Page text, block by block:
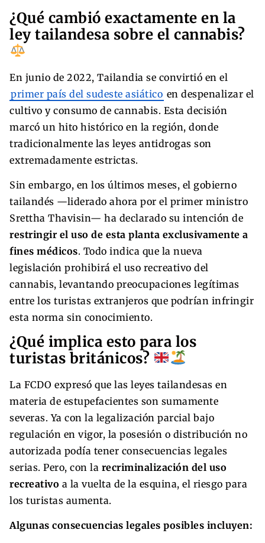
¿Qué cambió exactamente en la
ley tailandesa sobre el cannabis?
En junio de 2022, Tailandia se convirtió en el
primer país del sudeste asiático en despenalizar el
cultivo y consumo de cannabis. Esta decisión
marcó un hito histórico en la región, donde
tradicionalmente las leyes antidrogas son
extremadamente estrictas.
Sin embargo, en los últimos meses, el gobierno
tailandés —liderado ahora por el primer ministro
Srettha Thavisin— ha declarado su intención de
restringir el uso de esta planta exclusivamente a
fines médicos. Todo indica que la nueva
legislación prohibirá el uso recreativo del
cannabis, levantando preocupaciones legítimas
entre los turistas extranjeros que podrían infringir
esta norma sin conocimiento.
¿Qué implica esto para los
turistas británicos?
La FCDO expresó que las leyes tailandesas en
materia de estupefacientes son sumamente
severas. Ya con la legalización parcial bajo
regulación en vigor, la posesión o distribución no
autorizada podía tener consecuencias legales
serias. Pero, con la recriminalización del uso
recreativo a la vuelta de la esquina, el riesgo para
los turistas aumenta.
Algunas consecuencias legales posibles incluyen: